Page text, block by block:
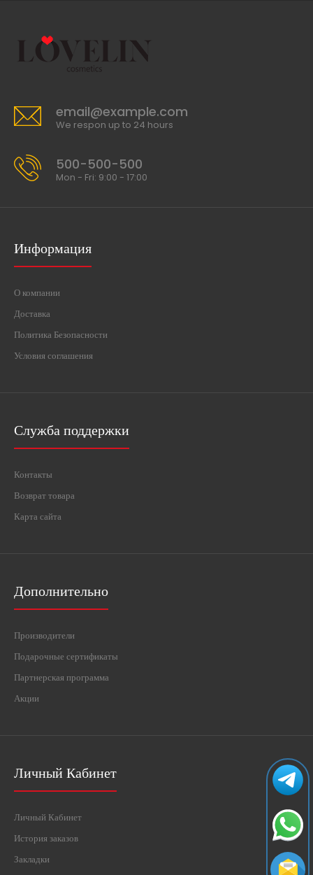
email@example.com
We respon up to 24 hours
500-500-500
Mon - Fri: 9:00 - 17:00
Информация
О компании
Доставка
Политика Безопасности
Условия соглашения
Служба поддержки
Контакты
Возврат товара
Карта сайта
Дополнительно
Производители
Подарочные сертификаты
Партнерская программа
Акции
Личный Кабинет
Личный Кабинет
История заказов
Закладки